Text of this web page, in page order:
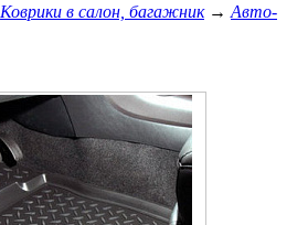
Коврики в салон, багажник → Авто-